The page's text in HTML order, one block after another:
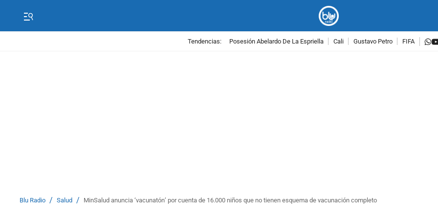
Tendencias: Posesión Abelardo De La Espriella Cali Gustavo Petro FIFA
Blu Radio / Salud / MinSalud anuncia ‘vacunatón’ por cuenta de 16.000 niños que no tienen esquema de vacunación completo